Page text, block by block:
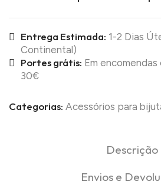
Entrega Estimada: 1-2 Dias
Continental)
Portes grátis: Em
30€
Categorias: Acessórios para
Descrição
Envios e